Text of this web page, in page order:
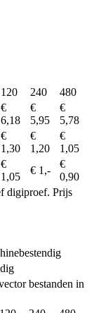
120 240
480
€
6,18
€
5,95
€
5,78
€
1,30
€
1,20
€
1,05
€
1,05
€ 1,-
€
0,90
digiproef. Prijs
bestanden in